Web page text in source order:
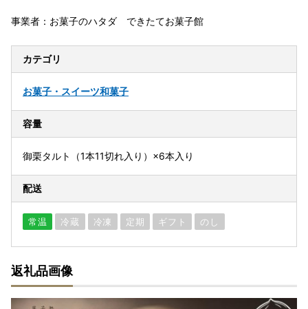
事業者：お菓子のハタダ できたてお菓子館
カテゴリ
お菓子・スイーツ和菓子
容量
御栗タルト（1本11切れ入り）×6本入り
配送
常温 冷蔵 冷凍 定期 ギフト のし
返礼品画像